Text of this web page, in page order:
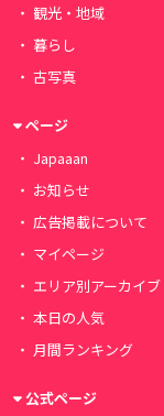
観光・地域
暮らし
古写真
ページ
Japaaan
お知らせ
広告掲載について
マイページ
エリア別アーカイブ
本日の人気
月間ランキング
公式ページ